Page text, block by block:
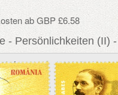
ab GBP £6.58
- Persönlichkeiten (II)